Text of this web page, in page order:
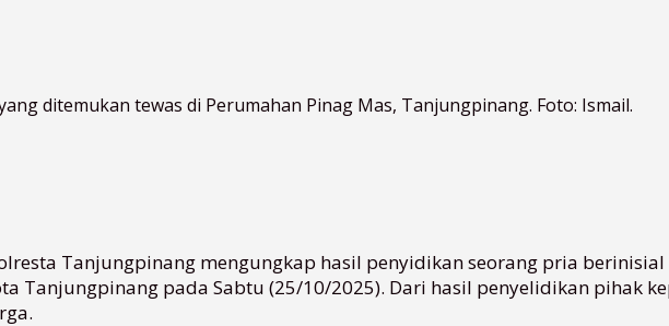
ditemukan tewas di Perumahan Pinag Mas, Tanjungpinang. Foto: Ismail.
Tanjungpinang mengungkap hasil penyidikan seorang pria
Tanjungpinang pada Sabtu (25/10/2025). Dari hasil penyelidikan pihak